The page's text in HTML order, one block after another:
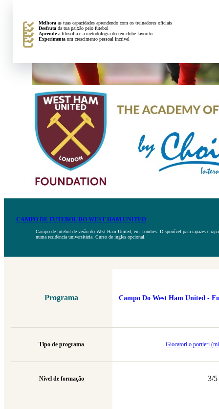
Melhora as tuas capacidades aprendendo com os treinadores oficiais
Desfruta da tua paixão pelo futebol
Aprendea filosofia e a metodologia do teu clube favorito
Experimenta um crescimento pessoal incrível
CAMPO DE FUTEBOL DO WEST HAM UNITED
Campo de futebol de verão do West Ham United, em Londres. Disponível para rapazes e
numa residência universitária. Curso de inglês opcional.
Programa
Tipo de programa
Nível de formação
Campo Do West Ham United -
Giocatori o portieri
3/5